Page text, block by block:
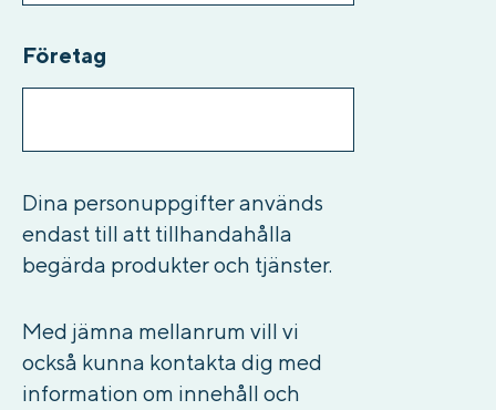
Företag
Dina personuppgifter används
endast till att tillhandahålla
begärda produkter och tjänster.
Med jämna mellanrum vill vi
också kunna kontakta dig med
information om innehåll och